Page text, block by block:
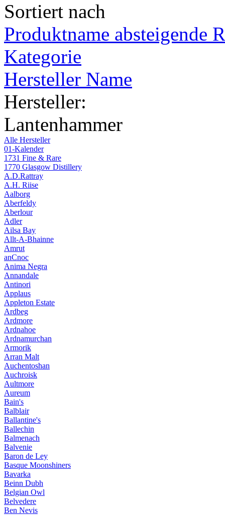
Sortiert nach
Produktname absteigende
Kategorie
Hersteller Name
Hersteller:
Lantenhammer
Alle Hersteller
01-Kalender
1731 Fine & Rare
1770 Glasgow Distillery
A.D.Rattray
A.H. Riise
Aalborg
Aberfeldy
Aberlour
Adler
Ailsa Bay
Allt-A-Bhainne
Amrut
anCnoc
Anima Negra
Annandale
Antinori
Applaus
Appleton Estate
Ardbeg
Ardmore
Ardnahoe
Ardnamurchan
Armorik
Arran Malt
Auchentoshan
Auchroisk
Aultmore
Aureum
Bain's
Balblair
Ballantine's
Ballechin
Balmenach
Balvenie
Baron de Ley
Basque Moonshiners
Bavarka
Beinn Dubh
Belgian Owl
Belvedere
Ben Nevis